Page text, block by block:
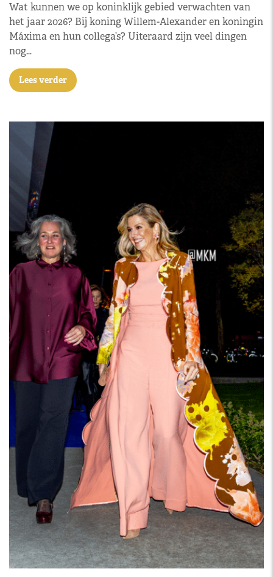
Wat kunnen we op koninklijk gebied verwachten van
het jaar 2026? Bij koning Willem-Alexander en koningin
Máxima en hun collega’s? Uiteraard zijn veel dingen
nog…
Lees verder